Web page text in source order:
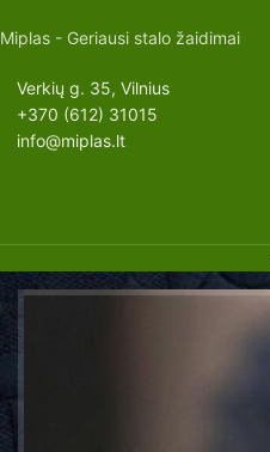
Miplas - Geriausi stalo žaidimai
Verkių g. 35, Vilnius
+370 (612) 31015
info@miplas.lt